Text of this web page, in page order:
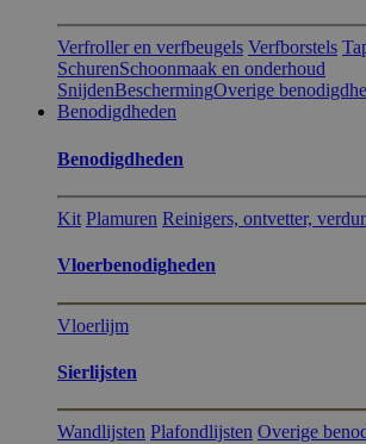
Verfroller en verfbeugels Verfborstels
SchurenSchoonmaak en onderhoud
SnijdenBeschermingOverige
Benodigdheden
Benodigdheden
Kit Plamuren Reinigers, ontvetter,
Vloerbenodigheden
Vloerlijm
Sierlijsten
Wandlijsten Plafondlijsten Overige